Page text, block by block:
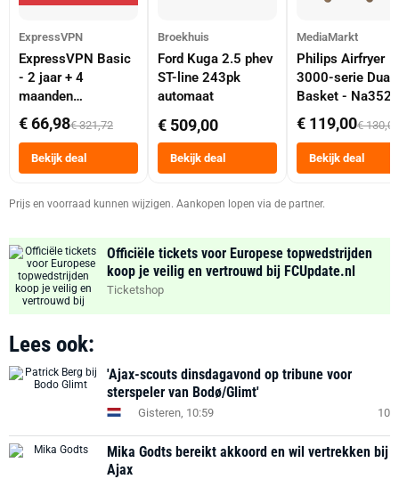
ExpressVPN
ExpressVPN Basic
- 2 jaar + 4
maanden
abonnement
€ 66,98€ 321,72
Bekijk deal
Broekhuis
Ford Kuga 2.5 phev
ST-line 243pk
automaat
€ 509,00
Bekijk deal
MediaMarkt
Philips Airfryer
3000-serie Dual
Basket -
Dubbele Mand 9
Tot 6 Personen
Heteluchtfriteuse
Zwart
€ 119,00€ 130,00
Bekijk deal
Prijs en voorraad kunnen wijzigen. Aankopen lopen via de partner.
Officiële tickets voor Europese topwedstrijden
koop je veilig en vertrouwd bij FCUpdate.nl
Ticketshop
Lees ook:
'Ajax-scouts dinsdagavond op tribune voor
sterspeler van Bodø/Glimt'
Gisteren, 10:59 10
Mika Godts bereikt akkoord en wil vertrekken bij
Ajax